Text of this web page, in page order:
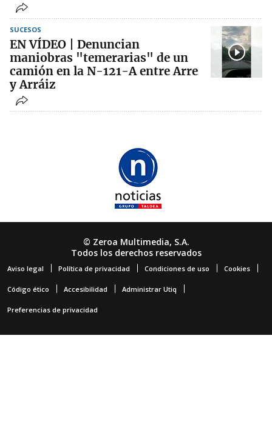
SUCESOS
EN VÍDEO | Denuncian
maniobras "temerarias" de un
camión en la N-121-A entre Arre
y Arráiz
© Zeroa Multimedia, S.A.
Todos los derechos reservados
Aviso legal Política de privacidad Condiciones de uso Cookies
Código ético Accesibilidad Administrar Utiq
Preferencias de privacidad